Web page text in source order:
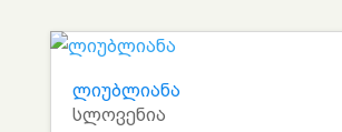
ლიუბლიანა
სლოვენია